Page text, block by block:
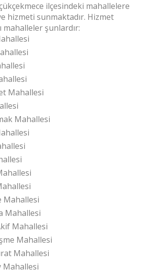
ilçesindeki mahallelere
hizmeti sunmaktadır. Hizmet
mahalleler şunlardır:
Mahallesi
Mahallesi
Mahallesi
Mahallesi
Mahallesi
Mahallesi
Mahallesi
Mahallesi